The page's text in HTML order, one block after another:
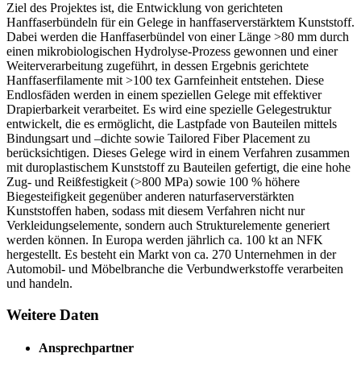
Ziel des Projektes ist, die Entwicklung von gerichteten
Hanffaserbündeln für ein Gelege in hanffaserverstärktem Kunststoff.
Dabei werden die Hanffaserbündel von einer Länge >80 mm durch
einen mikrobiologischen Hydrolyse-Prozess gewonnen und einer
Weiterverarbeitung zugeführt, in dessen Ergebnis gerichtete
Hanffaserfilamente mit >100 tex Garnfeinheit entstehen. Diese
Endlosfäden werden in einem speziellen Gelege mit effektiver
Drapierbarkeit verarbeitet. Es wird eine spezielle Gelegestruktur
entwickelt, die es ermöglicht, die Lastpfade von Bauteilen mittels
Bindungsart und –dichte sowie Tailored Fiber Placement zu
berücksichtigen. Dieses Gelege wird in einem Verfahren zusammen
mit duroplastischem Kunststoff zu Bauteilen gefertigt, die eine hohe
Zug- und Reißfestigkeit (>800 MPa) sowie 100 % höhere
Biegesteifigkeit gegenüber anderen naturfaserverstärkten
Kunststoffen haben, sodass mit diesem Verfahren nicht nur
Verkleidungselemente, sondern auch Strukturelemente generiert
werden können. In Europa werden jährlich ca. 100 kt an NFK
hergestellt. Es besteht ein Markt von ca. 270 Unternehmen in der
Automobil- und Möbelbranche die Verbundwerkstoffe verarbeiten
und handeln.
Weitere Daten
Ansprechpartner